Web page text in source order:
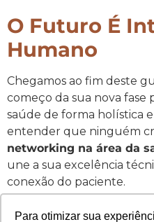
Para otimizar sua
O Futuro É
Humano
Chegamos ao fim deste
começo da sua nova fase
saúde de forma holística
entender que ninguém
networking na área da
une a sua excelência
conexão do paciente.
Pense comigo: o mercado